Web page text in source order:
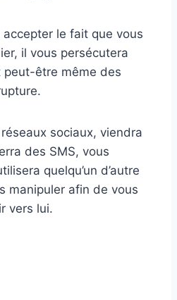
accepter le fait que vous
il vous persécutera
être même des
sociaux, viendra
des SMS, vous
quelqu’un d’autre
manipuler afin de vous
vers lui.